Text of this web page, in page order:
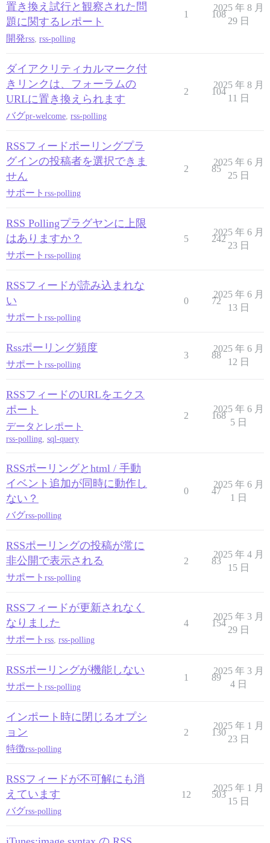
置き換え試行と観察された問
題に関するレポート
開発rss rss-polling
1 108
2025 年 8 月
29 日
ダイアクリティカルマーク付
きリンクは、フォーラムの
URLに置き換えられます
バグpr-welcome rss-polling
2 104
2025 年 8 月
11 日
RSSフィードポーリングプラ
グインの投稿者を選択できま
せん
サポート rss-polling
2 85
2025 年 6 月
25 日
RSS Pollingプラグ​​ヤン​に​上限​
は​ありますか？
サポート rss-polling
5 242
2025 年 6 月
23 日
RSSフィードが読み込まれな
い
サポート rss-polling
0 72
2025 年 6 月
13 日
Rssポーリング頻度
サポート rss-polling
3 88
2025 年 6 月
12 日
RSSフィードのURLをエクス
ポート
データとレポート
rss-polling, sql-query
2 168
2025 年 6 月
5 日
RSSポーリングとhtml / 手動
イベント追加が同時に動作し
ない？
バグrss-polling
0 47
2025 年 6 月
1 日
RSSポーリングの投稿が常に
非公開で表示される
サポート rss-polling
2 83
2025 年 4 月
15 日
RSSフィードが更新されなく
なりました
サポート rss rss-polling
4 154
2025 年 3 月
29 日
RSSポーリングが機能しない
サポート rss-polling
1 89
2025 年 3 月
4 日
インポート時に閉じるオプシ
ョン
特徴rss-polling
2 130
2025 年 1 月
23 日
RSSフィードが不可解にも消
えています
バグrss-polling
12 503
2025 年 1 月
15 日